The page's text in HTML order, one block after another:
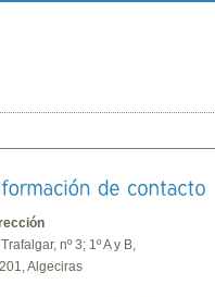
nº 3; 1º A y B,
Algeciras